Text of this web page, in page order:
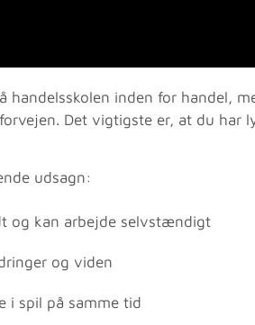
inden for handel,
Det vigtigste er, at du har
udsagn:
og kan arbejde selvstændigt
og viden
i spil på samme tid